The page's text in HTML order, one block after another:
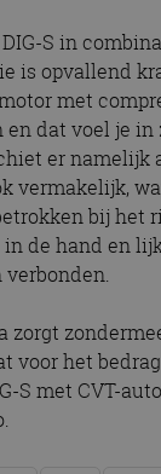
S in
is opvallend
met
en dat voel je in
er namelijk
vermakelijk,
bij het
de hand en
zorgt
voor het bedrag
S met CVT-